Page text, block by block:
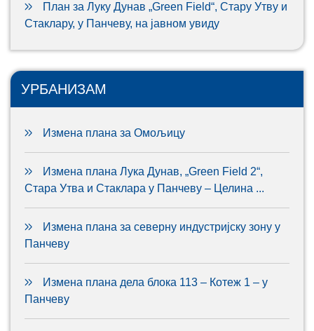
План за Луку Дунав „Green Field“, Стару Утву и
Стаклару, у Панчеву, на јавном увиду
УРБАНИЗАМ
Измена плана за Омољицу
Измена плана Лука Дунав, „Green Field 2“,
Стара Утва и Стаклара у Панчеву – Целина ...
Измена плана за северну индустријску зону у
Панчеву
Измена плана дела блока 113 – Котеж 1 – у
Панчеву